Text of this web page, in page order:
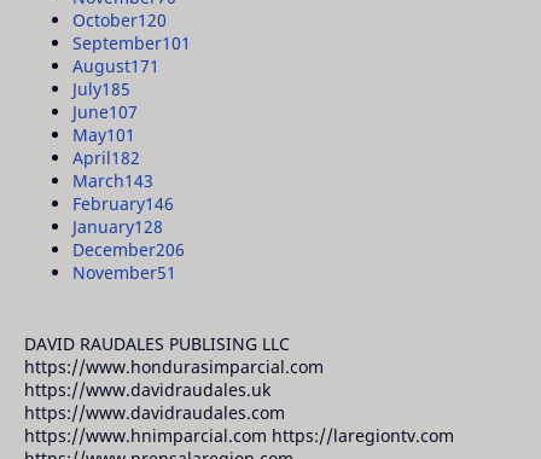
October120
September101
August171
July185
June107
May101
April182
March143
February146
January128
December206
November51
DAVID RAUDALES PUBLISING LLC
https://www.hondurasimparcial.com
https://www.davidraudales.uk
https://www.davidraudales.com
https://www.hnimparcial.com https://laregiontv.com